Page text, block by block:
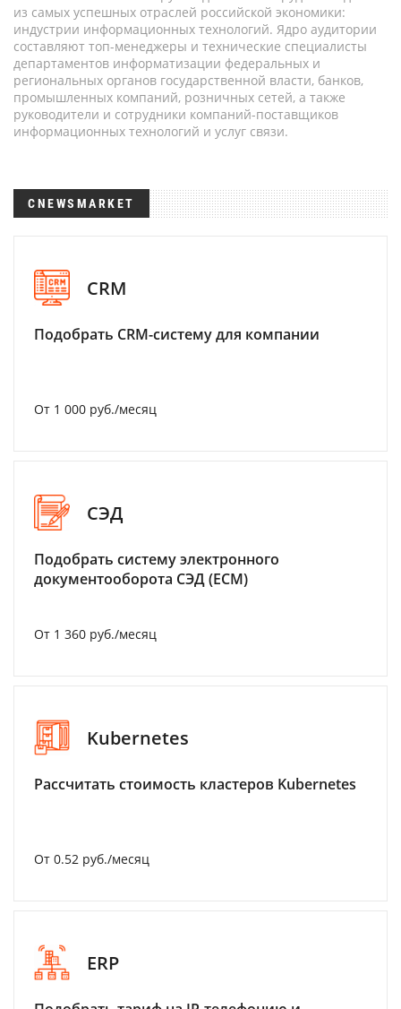
из самых успешных отраслей российской экономики:
индустрии информационных технологий. Ядро аудитории
составляют топ-менеджеры и технические специалисты
департаментов информатизации федеральных и
региональных органов государственной власти, банков,
промышленных компаний, розничных сетей, а также
руководители и сотрудники компаний-поставщиков
информационных технологий и услуг связи.
CNEWSMARKET
CRM
Подобрать CRM-систему для компании
От 1 000 руб./месяц
СЭД
Подобрать систему электронного
документооборота СЭД (ECM)
От 1 360 руб./месяц
Kubernetes
Рассчитать стоимость кластеров Kubernetes
От 0.52 руб./месяц
ERP